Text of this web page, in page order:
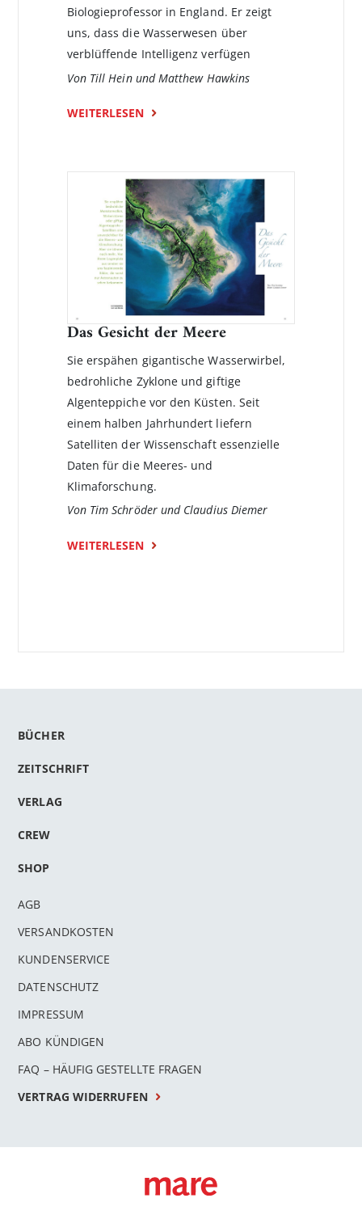
Biologieprofessor in England. Er zeigt
uns, dass die Wasserwesen über
verblüffende Intelligenz verfügen
Von Till Hein und Matthew Hawkins
WEITERLESEN
Das Gesicht der Meere
Sie erspähen gigantische Wasserwirbel,
bedrohliche Zyklone und giftige
Algenteppiche vor den Küsten. Seit
einem halben Jahrhundert liefern
Satelliten der Wissenschaft essenzielle
Daten für die Meeres- und
Klimaforschung.
Von Tim Schröder und Claudius Diemer
WEITERLESEN
BÜCHER
ZEITSCHRIFT
VERLAG
CREW
SHOP
AGB
VERSANDKOSTEN
KUNDENSERVICE
DATENSCHUTZ
IMPRESSUM
ABO KÜNDIGEN
FAQ – HÄUFIG GESTELLTE FRAGEN
VERTRAG WIDERRUFEN